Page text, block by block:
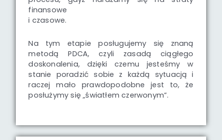
finansowe
i czasowe.
Na tym etapie posługujemy się znaną
metodą PDCA, czyli zasadą ciągłego
doskonalenia, dzięki czemu jesteśmy w
stanie poradzić sobie z każdą sytuacją i
raczej mało prawdopodobne jest to, że
posłużymy się „światłem czerwonym”.